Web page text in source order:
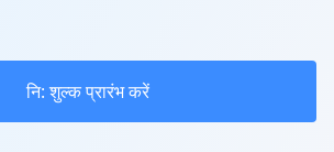
नि: शुल्क प्रारंभ करें